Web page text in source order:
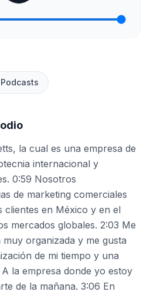
la cual es una empresa de
internacional y
0:59 Nosotros
de marketing comerciales
en México y en el
mercados globales. 2:03 Me
organizada y me gusta
de mi tiempo y una
la empresa donde yo estoy
de la mañana. 3:06 En